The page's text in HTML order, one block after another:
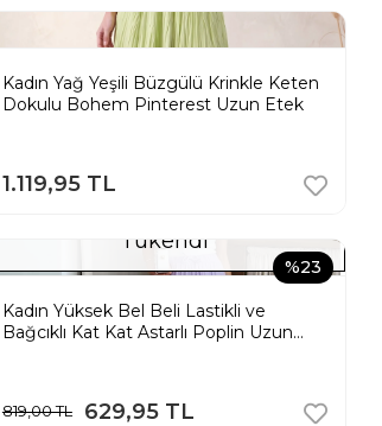
Kadın Yağ Yeşili Büzgülü Krinkle Keten
Dokulu Bohem Pinterest Uzun Etek
1.119,95 TL
%23
Tükendi
Kadın Yüksek Bel Beli Lastikli ve
Bağcıklı Kat Kat Astarlı Poplin Uzun
819,00 TL 629,95 TL